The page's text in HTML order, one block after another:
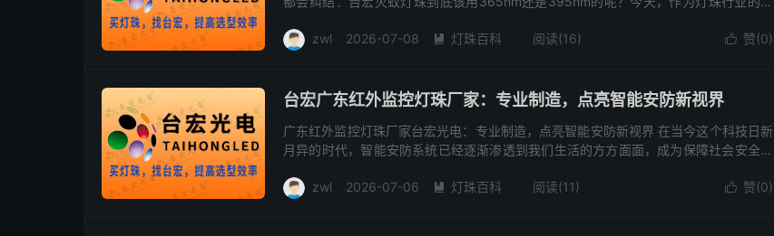
 赞(0)
zwl 2026-07-08  灯珠百科 阅读(16)
台宏广东红外监控灯珠厂家：专业制造，点亮智能安防新视界
广东红外监控灯珠厂家台宏光电：专业制造，点亮智能安防新视界 在当今这个科技日新
月异的时代，智能安防系统已经逐渐渗透到我们生活的方方面面，成为保障社会安全不
间或光线不...
 赞(0)
zwl 2026-07-06  灯珠百科 阅读(11)